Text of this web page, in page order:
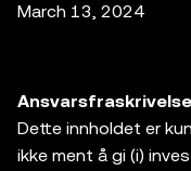
March 13, 2024
Ansvarsfraskrivelse
Dette innholdet er
ikke ment å gi (i)